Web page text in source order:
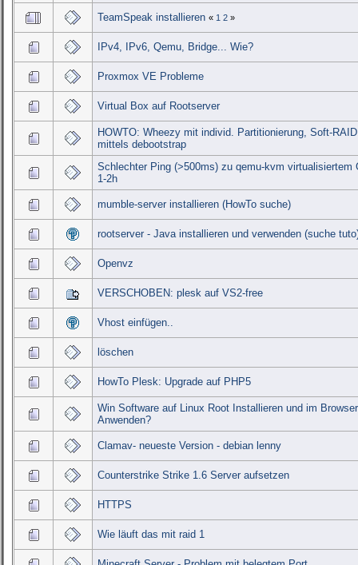
TeamSpeak installieren « 1 2 »
IPv4, IPv6, Qemu, Bridge... Wie?
Proxmox VE Probleme
Virtual Box auf Rootserver
HOWTO: Wheezy mit individ. Partitionierung, Soft-
mittels debootstrap
Schlechter Ping (>500ms) zu qemu-kvm virtualisiertem
1-2h
mumble-server installieren (HowTo suche)
rootserver - Java installieren und verwenden (suche
Openvz
VERSCHOBEN: plesk auf VS2-free
Vhost einfügen..
löschen
HowTo Plesk: Upgrade auf PHP5
Win Software auf Linux Root Installieren und im Browser
Anwenden?
Clamav- neueste Version - debian lenny
Counterstrike Strike 1.6 Server aufsetzen
HTTPS
Wie läuft das mit raid 1